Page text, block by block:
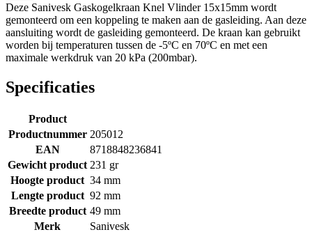
Deze Sanivesk Gaskogelkraan Knel Vlinder 15x15mm wordt
gemonteerd om een koppeling te maken aan de gasleiding. Aan deze
aansluiting wordt de gasleiding gemonteerd. De kraan kan gebruikt
worden bij temperaturen tussen de -5ºC en 70ºC en met een
maximale werkdruk van 20 kPa (200mbar).
Specificaties
Product
Productnummer 205012
EAN
8718848236841
Gewicht product 231 gr
Hoogte product 34 mm
Lengte product 92 mm
Breedte product 49 mm
Merk
Sanivesk